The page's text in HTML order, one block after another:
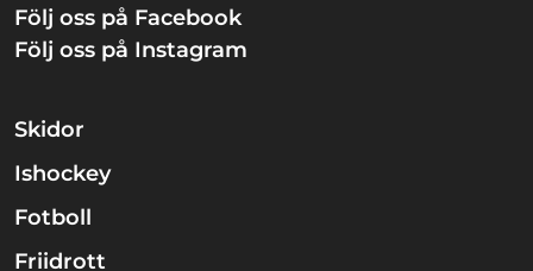
Följ oss på Facebook
Följ oss på Instagram
Skidor
Ishockey
Fotboll
Friidrott